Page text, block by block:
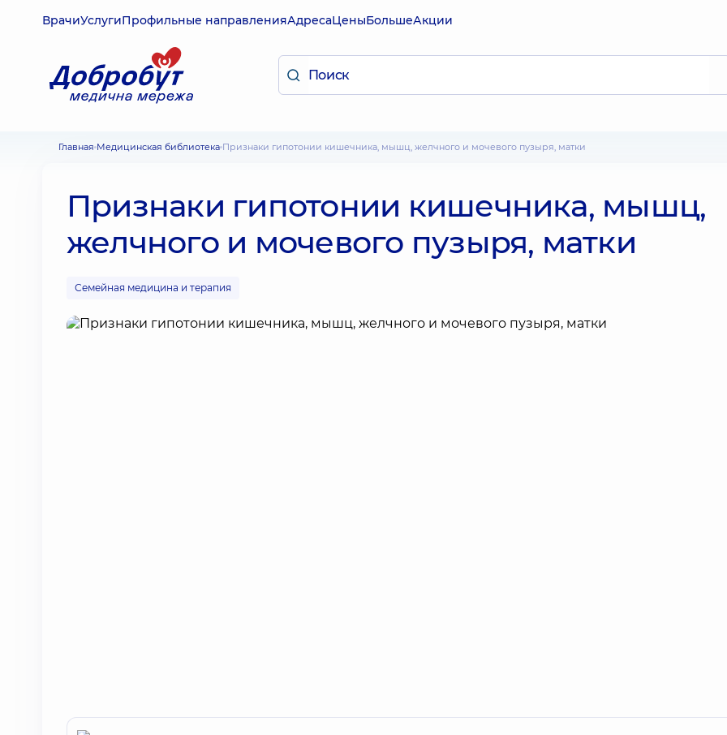
ВрачиУслугиПрофильные направленияАдресаЦеныБольшеАкции
Главная Медицинская библиотека Признаки гипотонии кишечника, мышц, желчного и мочевого пузыря, матки
Признаки гипотонии кишечника, мышц,
желчного и мочевого пузыря, матки
Семейная медицина и терапия